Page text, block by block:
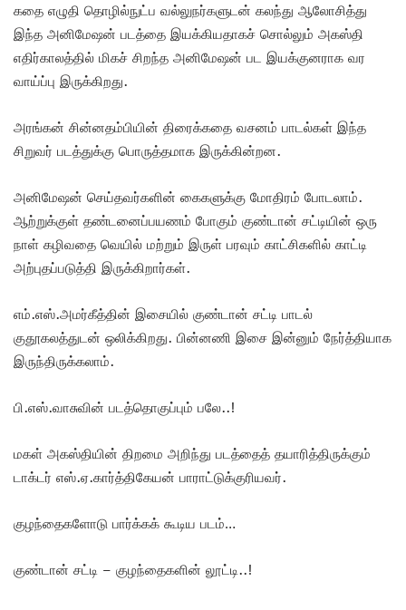
கதை எழுதி தொழில்நுட்ப வல்லுநர்களுடன் கலந்து ஆலோசித்து
இந்த அனிமேஷன் படத்தை இயக்கியதாகச் சொல்லும் அகஸ்தி
எதிர்காலத்தில் மிகச் சிறந்த அனிமேஷன் பட இயக்குனராக வர
வாய்ப்பு இருக்கிறது.
அரங்கன் சின்னதம்பியின் திரைக்கதை வசனம் பாடல்கள் இந்த
சிறுவர் படத்துக்கு பொருத்தமாக இருக்கின்றன.
அனிமேஷன் செய்தவர்களின் கைகளுக்கு மோதிரம் போடலாம்.
ஆற்றுக்குள் தண்டனைப்பயணம் போகும் குண்டான் சட்டியின் ஒரு
நாள் கழிவதை வெயில் மற்றும் இருள் பரவும் காட்சிகளில் காட்டி
அற்புதப்படுத்தி இருக்கிறார்கள்.
எம்.எஸ்.அமர்கீத்தின் இசையில் குண்டான் சட்டி பாடல்
குதூகலத்துடன் ஒலிக்கிறது. பின்னணி இசை இன்னும் நேர்த்தியாக
இருந்திருக்கலாம்.
பி.எஸ்.வாசுவின் படத்தொகுப்பும் பலே..!
மகள் அகஸ்தியின் திறமை அறிந்து படத்தைத் தயாரித்திருக்கும்
டாக்டர் எஸ்.ஏ.கார்த்திகேயன் பாராட்டுக்குரியவர்.
குழந்தைகளோடு பார்க்கக் கூடிய படம்…
குண்டான் சட்டி – குழந்தைகளின் லூட்டி..!